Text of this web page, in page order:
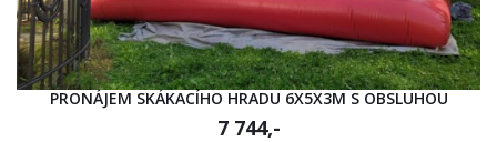
PRONÁJEM SKÁKACÍHO HRADU 6X5X3M S OBSLUHOU
7 744,-